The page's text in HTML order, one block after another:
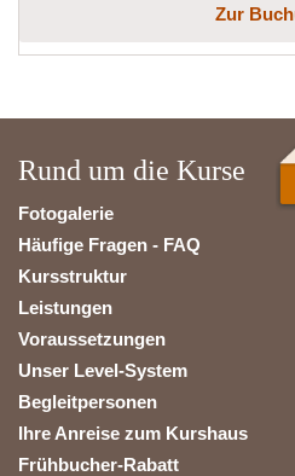
Zur
Rund um die Kurse
Fotogalerie
Häufige Fragen - FAQ
Kursstruktur
Leistungen
Voraussetzungen
Unser Level-System
Begleitpersonen
Ihre Anreise zum Kurshaus
Frühbucher-Rabatt